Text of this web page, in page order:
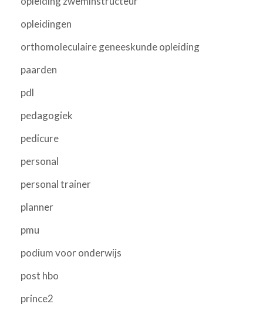
opleidingen
orthomoleculaire geneeskunde opleiding
paarden
pdl
pedagogiek
pedicure
personal
personal trainer
planner
pmu
podium voor onderwijs
post hbo
prince2